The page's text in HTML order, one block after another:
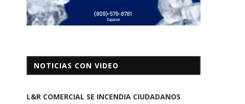
NOTICIAS CON VIDEO
L&R COMERCIAL SE INCENDIA CIUDADANOS